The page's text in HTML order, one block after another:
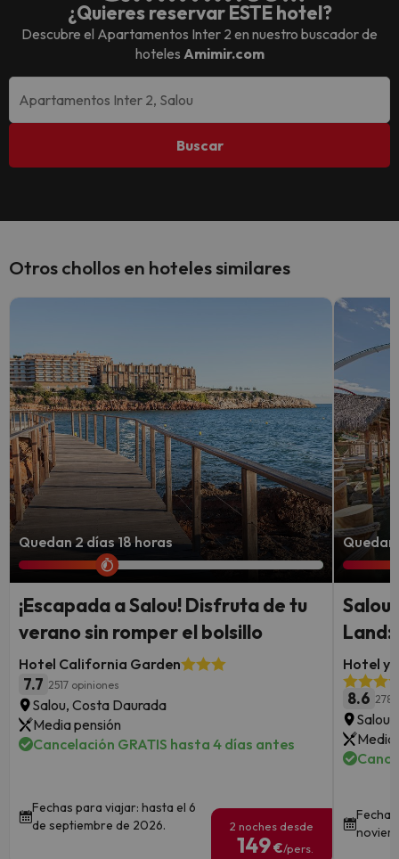
¿Quieres reservar ESTE hotel?
Descubre el Apartamentos Inter 2 en nuestro buscador de
hoteles Amimir.com
Buscar
Otros chollos en hoteles similares
Quedan 2 días 18 horas
¡Escapada a Salou! Disfruta de tu
verano sin romper el bolsillo
Hotel California Garden
7.7 2517 opiniones
Salou, Costa Daurada
Media pensión
Cancelación GRATIS hasta 4 días antes
Fechas para viajar: hasta el 6
de septiembre de 2026.
2 noches desde
149€/pers.
Quedan
Land:
Hotel y
8.6 278
Media